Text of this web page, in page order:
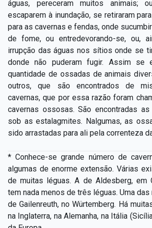
águas, pereceram muitos animais;
escaparem à inundação, se retiraram
para as cavernas e fendas, onde
de fome, ou entredevorando-­se, ou,
irrupção das águas nos sítios onde se
donde não puderam fugir. Assim se
quantidade de ossadas de animais
outros, que são encontrados de
cavernas, que por essa razão foram
cavernas ossosas. São encontradas
sob as estalagmites. Nalgumas, as
sido arrastadas para ali pela correnteza
* Conhece­-se grande número de
algumas de enorme extensão. Várias
de muitas léguas. A de Aldesberg, em
tem nada menos de três léguas. Uma
de Gailenreuth, no Würtemberg. Há
na Inglaterra, na Alemanha, na Itália